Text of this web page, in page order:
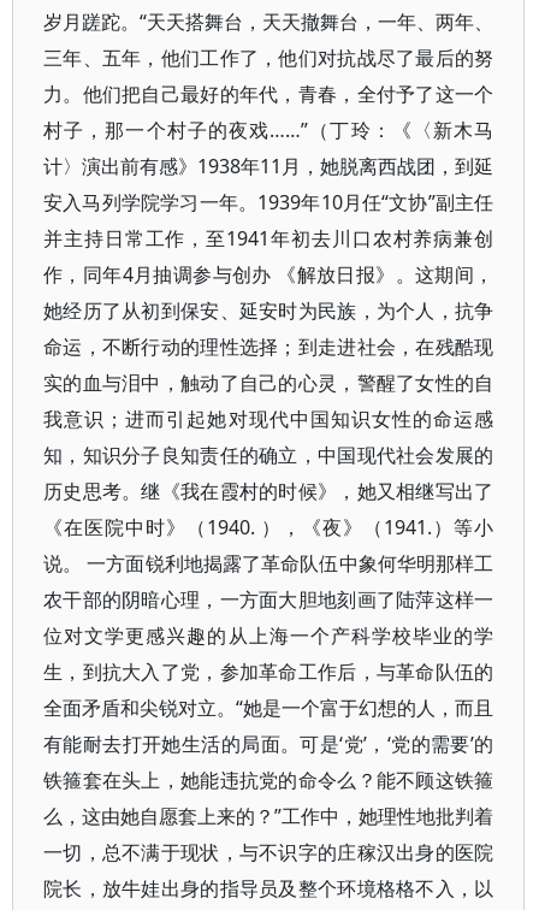
岁月蹉跎。“天天搭舞台，天天撤舞台，一年、两年、
三年、五年，他们工作了，他们对抗战尽了最后的努
力。他们把自己最好的年代，青春，全付予了这一个
村子，那一个村子的夜戏……”（丁玲：《〈新木马
计〉演出前有感》1938年11月，她脱离西战团，到延
安入马列学院学习一年。1939年10月任“文协”副主任
并主持日常工作，至1941年初去川口农村养病兼创
作，同年4月抽调参与创办 《解放日报》。这期间，
她经历了从初到保安、延安时为民族，为个人，抗争
命运，不断行动的理性选择；到走进社会，在残酷现
实的血与泪中，触动了自己的心灵，警醒了女性的自
我意识；进而引起她对现代中国知识女性的命运感
知，知识分子良知责任的确立，中国现代社会发展的
历史思考。继《我在霞村的时候》，她又相继写出了
《在医院中时》（1940. ），《夜》（1941.）等小
说。 一方面锐利地揭露了革命队伍中象何华明那样工
农干部的阴暗心理，一方面大胆地刻画了陆萍这样一
位对文学更感兴趣的从上海一个产科学校毕业的学
生，到抗大入了党，参加革命工作后，与革命队伍的
全面矛盾和尖锐对立。“她是一个富于幻想的人，而且
有能耐去打开她生活的局面。可是‘党’，‘党的需要’的
铁箍套在头上，她能违抗党的命令么？能不顾这铁箍
么，这由她自愿套上来的？”工作中，她理性地批判着
一切，总不满于现状，与不识字的庄稼汉出身的医院
院长，放牛娃出身的指导员及整个环境格格不入，以